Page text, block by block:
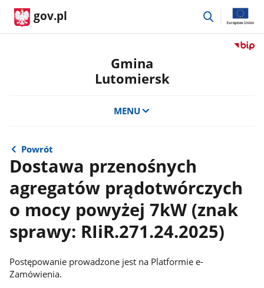
gov.pl
przejdź
Przejdź
Gmina
Lutomiersk
MENU
Powrót
Dostawa przenośnych
agregatów prądotwórczych
o mocy powyżej 7kW (znak
sprawy: RIiR.271.24.2025)
Postępowanie prowadzone jest na Platformie e-
Zamówienia.